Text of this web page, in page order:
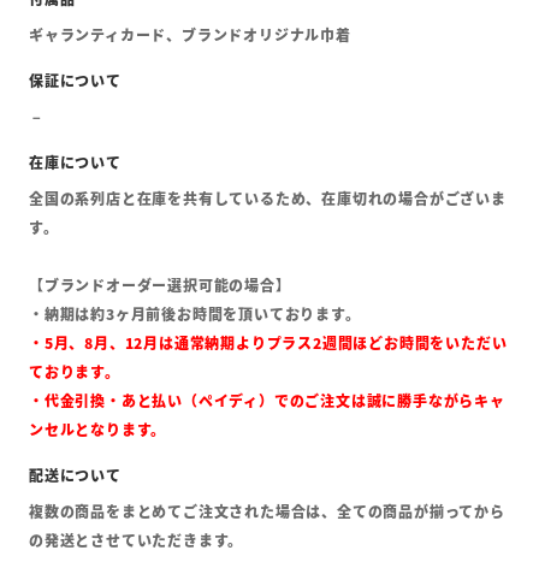
ギャランティカード、ブランドオリジナル巾着
全国の系列店と在庫を共有しているため、在庫切れの場合がございま
す。
【ブランドオーダー選択可能の場合】
・納期は約3ヶ月前後お時間を頂いております。
・5月、8月、12月は通常納期よりプラス2週間ほどお時間をいただい
ております。
・代金引換・あと払い（ペイディ）でのご注文は誠に勝手ながらキャ
ンセルとなります。
複数の商品をまとめてご注文された場合は、全ての商品が揃ってから
の発送とさせていただきます。